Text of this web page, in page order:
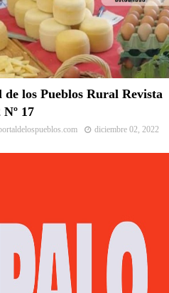
de los Pueblos Rural Revista
17
diciembre 02, 2022